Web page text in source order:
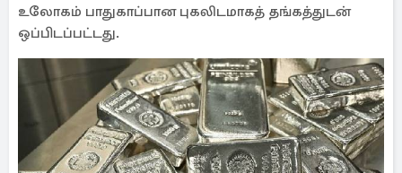
உலோகம் பாதுகாப்பான புகலிடமாகத் தங்கத்துடன்
ஒப்பிடப்பட்டது.